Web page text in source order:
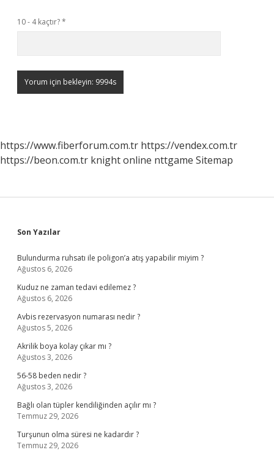
10 - 4 kaçtır?*
https://www.fiberforum.com.tr https://vendex.com.tr
https://beon.com.tr knight online nttgame Sitemap
Sidebar
Son Yazılar
Bulundurma ruhsatı ile poligon’a atış yapabilir miyim ?
Ağustos 6, 2026
Kuduz ne zaman tedavi edilemez ?
Ağustos 6, 2026
Avbis rezervasyon numarası nedir ?
Ağustos 5, 2026
Akrilik boya kolay çıkar mı ?
Ağustos 3, 2026
56-58 beden nedir ?
Ağustos 3, 2026
Bağlı olan tüpler kendiliğinden açılır mı ?
Temmuz 29, 2026
Turşunun olma süresi ne kadardır ?
Temmuz 29, 2026